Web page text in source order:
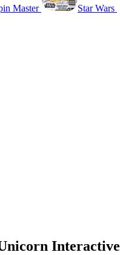
Master Star Wars
Interactive